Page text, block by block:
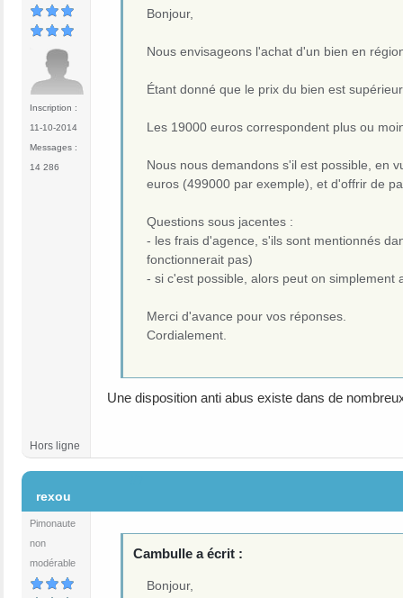
Inscription :
11-10-2014
Messages :
14 286
Bonjour,
Nous envisageons l'achat d'un bien en
Étant donné que le prix du bien est
Les 19000 euros correspondent plus ou
Nous nous demandons s'il est possible, en
euros (499000 par exemple), et d'offrir de
Questions sous jacentes :
- les frais d'agence, s'ils sont mentionnés
fonctionnerait pas)
- si c'est possible, alors peut on simplement
Merci d'avance pour vos réponses.
Cordialement.
Une disposition anti abus existe dans de
Hors ligne
rexou
Pimonaute
non
modérable
Cambulle a écrit :
Bonjour,